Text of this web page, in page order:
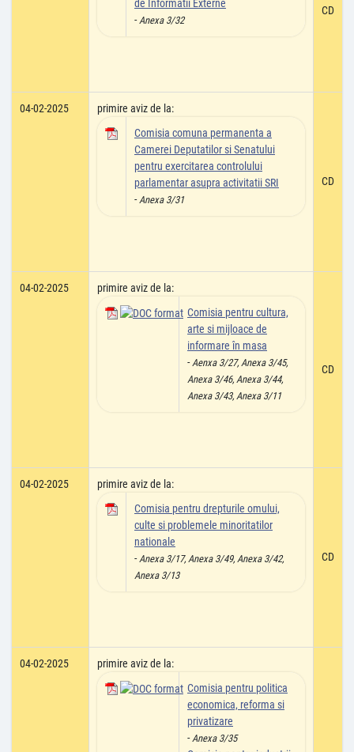
de Informatii Externe
-Anexa 3/32
CD
04-02-2025
primire aviz de la:
Comisia comuna permanenta a
Camerei Deputatilor si Senatului
pentru exercitarea controlului
parlamentar asupra activitatii SRI
-Anexa 3/31
CD
04-02-2025
primire aviz de la:
Comisia pentru cultura,
arte si mijloace de
informare în masa
-Aenxa 3/27, Anexa 3/45,
Anexa 3/46, Anexa 3/44,
Anexa 3/43, Anexa 3/11
CD
04-02-2025
primire aviz de la:
Comisia pentru drepturile omului,
culte si problemele minoritatilor
nationale
-Anexa 3/17, Anexa 3/49, Anexa 3/42,
Anexa 3/13
CD
04-02-2025
primire aviz de la:
Comisia pentru politica
economica, reforma si
privatizare
-Anexa 3/35